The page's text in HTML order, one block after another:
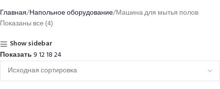
Главная Напольное оборудование Машина для мытья полов
Показаны все (4)
Show sidebar
Показать 9121824